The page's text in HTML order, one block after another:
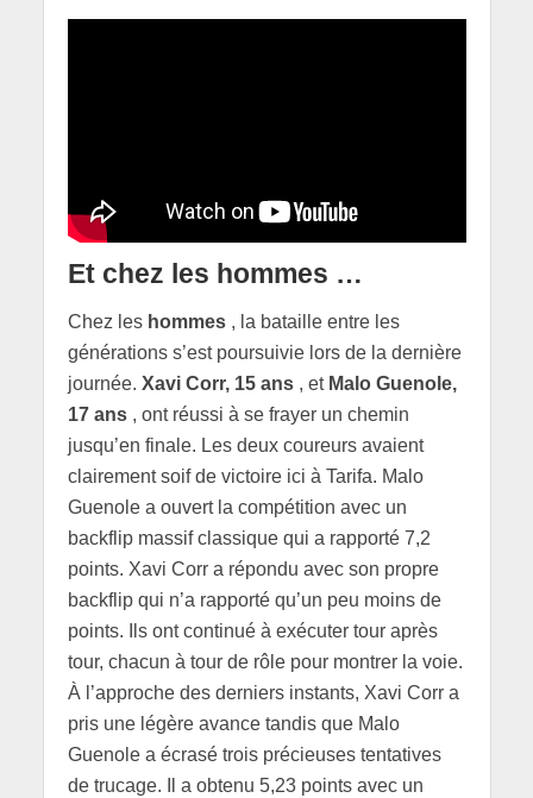
Et chez les hommes …
Chez les hommes, la bataille entre les
générations s’est poursuivie lors de la dernière
journée. Xavi Corr, 15 ans, et Malo Guenole,
17 ans, ont réussi à se frayer un chemin
jusqu’en finale. Les deux coureurs avaient
clairement soif de victoire ici à Tarifa. Malo
Guenole a ouvert la compétition avec un
backflip massif classique qui a rapporté 7,2
points. Xavi Corr a répondu avec son propre
backflip qui n’a rapporté qu’un peu moins de
points. Ils ont continué à exécuter tour après
tour, chacun à tour de rôle pour montrer la voie.
À l’approche des derniers instants, Xavi Corr a
pris une légère avance tandis que Malo
Guenole a écrasé trois précieuses tentatives
de trucage. Il a obtenu 5,23 points avec un